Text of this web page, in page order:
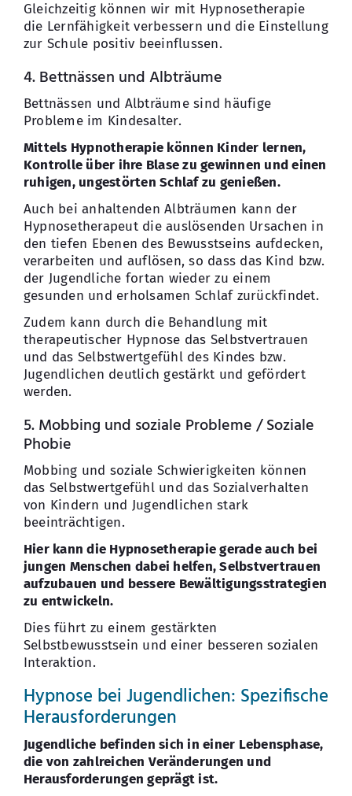
Gleichzeitig können wir mit Hypnosetherapie
die Lernfähigkeit verbessern und die Einstellung
zur Schule positiv beeinflussen.
4. Bettnässen und Albträume
Bettnässen und Albträume sind häufige
Probleme im Kindesalter.
Mittels Hypnotherapie können Kinder lernen,
Kontrolle über ihre Blase zu gewinnen und einen
ruhigen, ungestörten Schlaf zu genießen.
Auch bei anhaltenden Albträumen kann der
Hypnosetherapeut die auslösenden Ursachen in
den tiefen Ebenen des Bewusstseins aufdecken,
verarbeiten und auflösen, so dass das Kind bzw.
der Jugendliche fortan wieder zu einem
gesunden und erholsamen Schlaf zurückfindet.
Zudem kann durch die Behandlung mit
therapeutischer Hypnose das Selbstvertrauen
und das Selbstwertgefühl des Kindes bzw.
Jugendlichen deutlich gestärkt und gefördert
werden.
5. Mobbing und soziale Probleme / Soziale
Phobie
Mobbing und soziale Schwierigkeiten können
das Selbstwertgefühl und das Sozialverhalten
von Kindern und Jugendlichen stark
beeinträchtigen.
Hier kann die Hypnosetherapie gerade auch bei
jungen Menschen dabei helfen, Selbstvertrauen
aufzubauen und bessere Bewältigungsstrategien
zu entwickeln.
Dies führt zu einem gestärkten
Selbstbewusstsein und einer besseren sozialen
Interaktion.
Hypnose bei Jugendlichen: Spezifische
Herausforderungen
Jugendliche befinden sich in einer Lebensphase,
die von zahlreichen Veränderungen und
Herausforderungen geprägt ist.